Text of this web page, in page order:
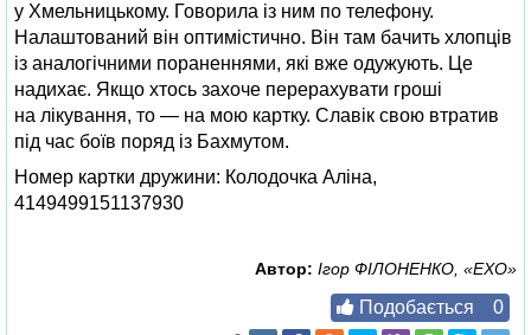
у Хмельницькому. Говорила із ним по телефону.
Налаштований він оптимістично. Він там бачить хлопців
із аналогічними пораненнями, які вже одужують. Це
надихає. Якщо хтось захоче перерахувати гроші
на лікування, то — на мою картку. Славік свою втратив
під час боїв поряд із Бахмутом.
Номер картки дружини: Колодочка Аліна,
4149499151137930
Автор: Ігор ФІЛОНЕНКО, «ЕХО»
Подобається 0